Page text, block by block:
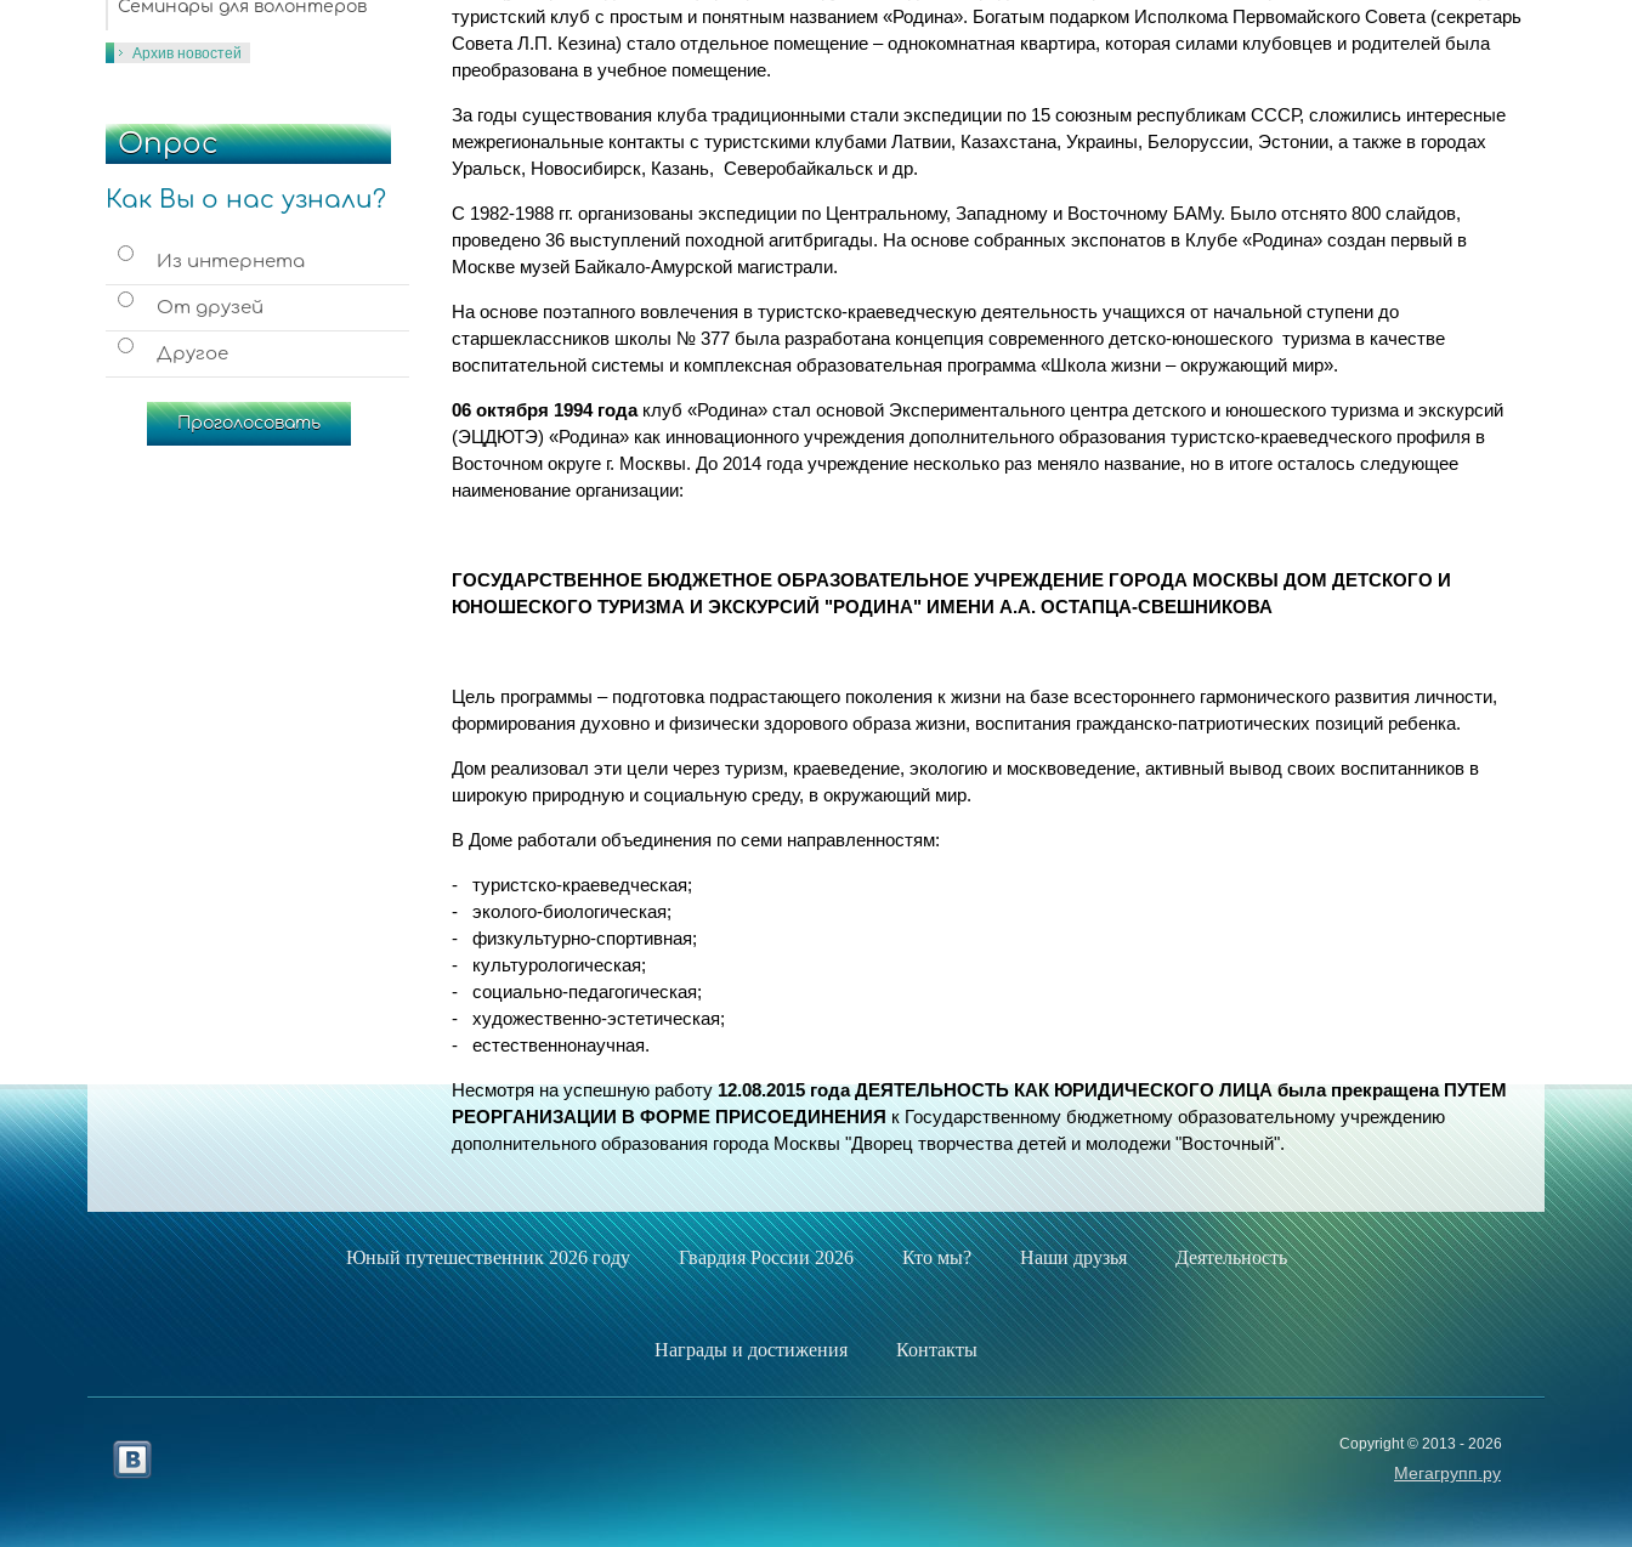
Семинары для волонтеров
Архив новостей
Опрос
Как Вы о нас узнали?
Из интернета
От друзей
Другое
Проголосовать
туристский клуб с простым и понятным названием «Родина». Богатым подарком Исполкома Первомайского Совета (секретарь
Совета Л.П. Кезина) стало отдельное помещение – однокомнатная квартира, которая силами клубовцев и родителей была
преобразована в учебное помещение.
За годы существования клуба традиционными стали экспедиции по 15 союзным республикам СССР, сложились интересные
межрегиональные контакты с туристскими клубами Латвии, Казахстана, Украины, Белоруссии, Эстонии, а также в городах
Уральск, Новосибирск, Казань, Северобайкальск и др.
С 1982-1988 гг. организованы экспедиции по Центральному, Западному и Восточному БАМу. Было отснято 800 слайдов,
проведено 36 выступлений походной агитбригады. На основе собранных экспонатов в Клубе «Родина» создан первый в
Москве музей Байкало-Амурской магистрали.
На основе поэтапного вовлечения в туристско-краеведческую деятельность учащихся от начальной ступени до
старшеклассников школы № 377 была разработана концепция современного детско-юношеского туризма в качестве
воспитательной системы и комплексная образовательная программа «Школа жизни – окружающий мир».
06 октября 1994 годаклуб «Родина» стал основой Экспериментального центра детского и юношеского туризма и экскурсий
(ЭЦДЮТЭ) «Родина» как инновационного учреждения дополнительного образования туристско-краеведческого профиля в
Восточном округе г. Москвы. До 2014 года учреждение несколько раз меняло название, но в итоге осталось следующее
наименование организации:
ГОСУДАРСТВЕННОЕ БЮДЖЕТНОЕ ОБРАЗОВАТЕЛЬНОЕ УЧРЕЖДЕНИЕ ГОРОДА МОСКВЫ ДОМ ДЕТСКОГО И
ЮНОШЕСКОГО ТУРИЗМА И ЭКСКУРСИЙ "РОДИНА" ИМЕНИ А.А. ОСТАПЦА-СВЕШНИКОВА
Цель программы – подготовка подрастающего поколения к жизни на базе всестороннего гармонического развития личности,
формирования духовно и физически здорового образа жизни, воспитания гражданско-патриотических позиций ребенка.
Дом реализовал эти цели через туризм, краеведение, экологию и москвоведение, активный вывод своих воспитанников в
широкую природную и социальную среду, в окружающий мир.
В Доме работали объединения по семи направленностям:
- туристско-краеведческая;
- эколого-биологическая;
- физкультурно-спортивная;
- культурологическая;
- социально-педагогическая;
- художественно-эстетическая;
- естественнонаучная.
Несмотря на успешную работу12.08.2015 года ДЕЯТЕЛЬНОСТЬ КАК ЮРИДИЧЕСКОГО ЛИЦА была прекращена ПУТЕМ
РЕОРГАНИЗАЦИИ В ФОРМЕ ПРИСОЕДИНЕНИЯ к Государственному бюджетному образовательному учреждению
дополнительного образования города Москвы "Дворец творчества детей и молодежи "Восточный".
Юный путешественник 2026 году Гвардия России 2026 Кто мы? Наши друзья Деятельность
Награды и достижения Контакты
Copyright © 2013 - 2026
Мегагрупп.ру